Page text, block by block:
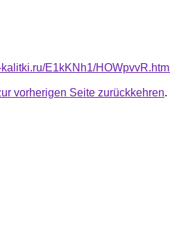
E1kKNh1/HOWpvvR.html
vorherigen Seite zurückkehren.